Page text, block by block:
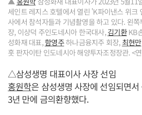
세인트 레지스 호텔에서 열린 'K파이낸스 위크
사에서 참석자들과 기념촬영을 하고 있다. 왼쪽
장, 이상덕 주인도네시아 한국대사,김기환KB
성화재 대표,함영주하나금융지주 회장, 최현만
훗 판자이탄 인도네시아 해양투자조정장관. <
△삼성생명 대표이사 사장 선임
홍원학은 삼성생명 사장에 선임되면
3년 만에 금의환향했다.